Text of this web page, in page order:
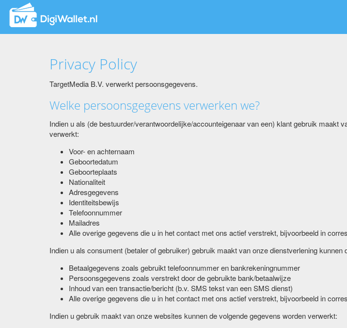
Privacy Policy
TargetMedia B.V. verwerkt persoonsgegevens.
Welke persoonsgegevens verwerken we?
Indien u als (de bestuurder/verantwoordelijke/accounteigenaar van een) klant gebruik maakt
verwerkt:
Voor- en achternaam
Geboortedatum
Geboorteplaats
Nationaliteit
Adresgegevens
Identiteitsbewijs
Telefoonnummer
Mailadres
Alle overige gegevens die u in het contact met ons actief verstrekt, bijvoorbeeld in
Indien u als consument (betaler of gebruiker) gebruik maakt van onze dienstverlening
Betaalgegevens zoals gebruikt telefoonnummer en bankrekeningnummer
Persoonsgegevens zoals verstrekt door de gebruikte bank/betaalwijze
Inhoud van een transactie/bericht (b.v. SMS tekst van een SMS dienst)
Alle overige gegevens die u in het contact met ons actief verstrekt, bijvoorbeeld in
Indien u gebruik maakt van onze websites kunnen de volgende gegevens worden verwerkt: